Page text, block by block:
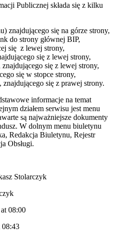
Publicznej składa się z kilku
znajdującego się na górze strony,
do strony głównej BIP,
się z lewej strony,
się z lewej strony,
znajdującego się z lewej strony,
się w stopce strony,
, znajdującego się z prawej strony.
informacje na temat
działem serwisu jest menu
są najważniejsze dokumenty
W dolnym menu biuletynu
Redakcja Biuletynu, Rejestr
Obsługi.
Stolarczyk
08:00
08:43